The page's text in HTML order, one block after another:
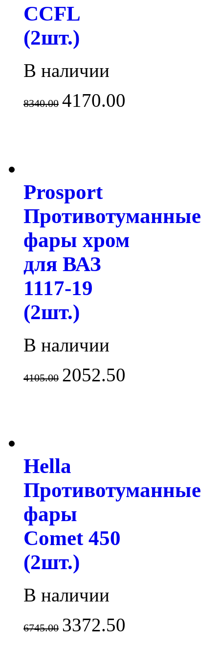
CCFL
(2шт.)
В наличии
8340.00 4170.00
Prosport
Противотуманные
фары хром
для ВАЗ
1117-19
(2шт.)
В наличии
4105.00 2052.50
Hella
Противотуманные
фары
Comet 450
(2шт.)
В наличии
6745.00 3372.50